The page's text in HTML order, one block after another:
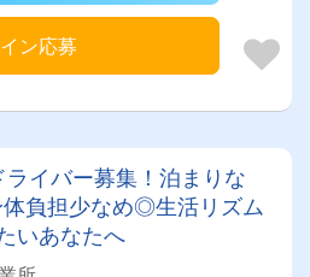
ン応募
イバー募集！泊まりな
体負担少なめ◎生活リズム
いあなたへ